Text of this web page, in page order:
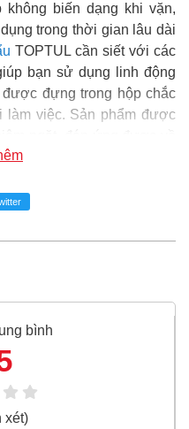
biến dạng khi vặn,
trong thời gian lâu dài
TOPTUL cần siết với các
bạn sử dụng linh động
đựng trong hộp chắc
làm việc. Sản phẩm được
đảm bảo và an toàn trong
cấp sản phẩm Đầu khẩu
MRO.COM hơn 10
cụ cầm tay, vật tư phụ
Stanley, Bosch, Makita,
Yato là những hãng sản
nổi tiếng Việt Nam và
bình
xét)